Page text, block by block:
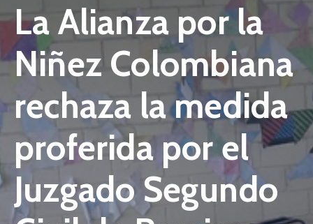
Documentos
Prensa
Sé
De
Participación
De
Niñez
Contáctanos
La Alianza por la
Niñez Colombiana
rechaza la medida
proferida por el
Juzgado Segundo